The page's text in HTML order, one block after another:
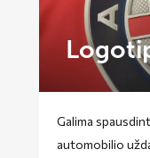
Galima
automobilio